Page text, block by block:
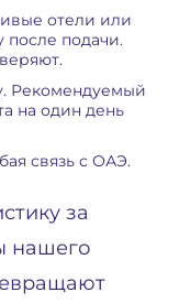
отели или
после подачи.
Рекомендуемый
на один день
связь с ОАЭ.
за
нашего